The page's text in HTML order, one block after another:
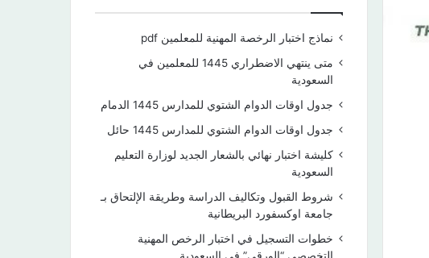
نماذج اختبار الرخصة المهنية للمعلمين pdf
متى ينتهي الاضطراري 1445 للمعلمين في
السعودية
جدول اوقات الدوام الشتوي للمدارس 1445 الدمام
جدول اوقات الدوام الشتوي للمدارس 1445 حائل
كليشة اختبار نهائي بالشعار الجديد لوزارة التعليم
السعودية
شروط القبول وتكاليف الدراسة وطريقة الإلتحاق بـ
جامعة اوكسفورد البريطانية
خطوات التسجيل في اختبار الرخص المهنية